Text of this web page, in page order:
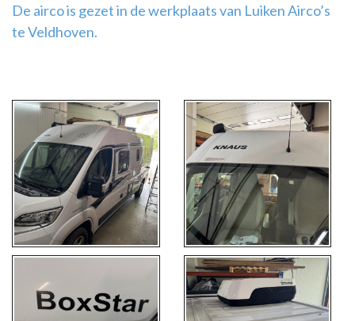
De airco is gezet in de werkplaats van Luiken Airco’s
te Veldhoven.